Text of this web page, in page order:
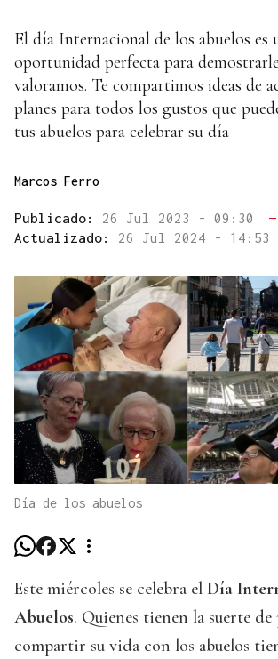
El día Internacional de los abuelos es
oportunidad perfecta para
valoramos. Te compartimos ideas de
planes para todos los gustos que
tus abuelos para celebrar su día
Marcos Ferro
Publicado: 26 Jul 2023 - 09:30
—
Actualizado: 26 Jul 2024 - 14:53
Día de los abuelos
Este miércoles se celebra el Día
Abuelos. Quienes tienen la suerte de
compartir su vida con los abuelos